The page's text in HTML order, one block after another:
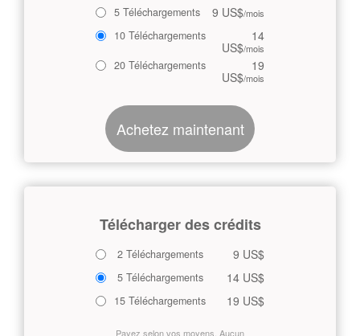
5 Téléchargements 9 US$/mois
10 Téléchargements 14
US$/mois
20 Téléchargements 19
US$/mois
Achetez maintenant
Télécharger des crédits
2 Téléchargements 9 US$
5 Téléchargements 14 US$
15 Téléchargements 19 US$
Payez selon vos moyens. Aucun